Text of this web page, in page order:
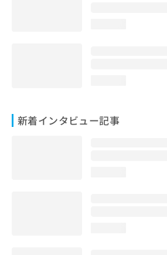
新着インタビュー記事